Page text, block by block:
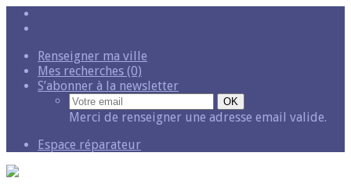
Renseigner ma ville
Mes recherches (0)
S’abonner à la newsletter
Merci de renseigner une adresse email valide.
Espace réparateur